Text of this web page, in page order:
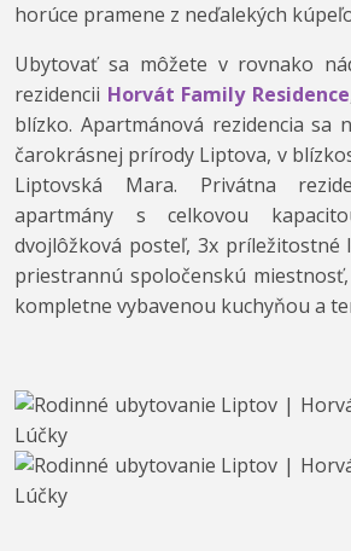
horúce pramene z neďalekých
Ubytovať sa môžete v rovnako
rezidencii Horvát Family Residence
blízko. Apartmánová rezidencia sa
čarokrásnej prírody Liptova, v
Liptovská Mara. Privátna
apartmány s celkovou
dvojlôžková posteľ, 3x príležitostné
priestrannú spoločenskú
kompletne vybavenou kuchyňou a